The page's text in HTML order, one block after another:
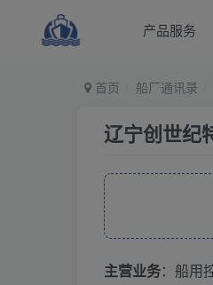
产品服务
首页 船厂通讯录
辽宁创世纪
主营业务：船用